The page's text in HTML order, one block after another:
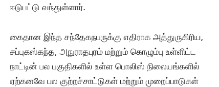
ஈடுபட்டு வந்துள்ளார்.
கைதான இந்த சந்தேகநபருக்கு எதிராக அத்துருகிரிய,
சப்புகஸ்கந்த, அநுராதபுரம் மற்றும் கொழும்பு உள்ளிட்ட
நாட்டின் பல பகுதிகளில் உள்ள பொலிஸ் நிலையங்களில்
ஏற்கனவே பல குற்றச்சாட்டுகள் மற்றும் முறைப்பாடுகள்